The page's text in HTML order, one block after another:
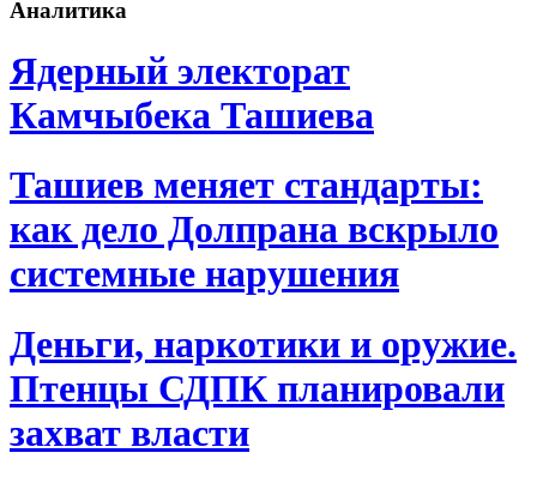
Аналитика
Ядерный электорат
Камчыбека Ташиева
Ташиев меняет стандарты:
как дело Долпрана вскрыло
системные нарушения
Деньги, наркотики и оружие.
Птенцы СДПК планировали
захват власти